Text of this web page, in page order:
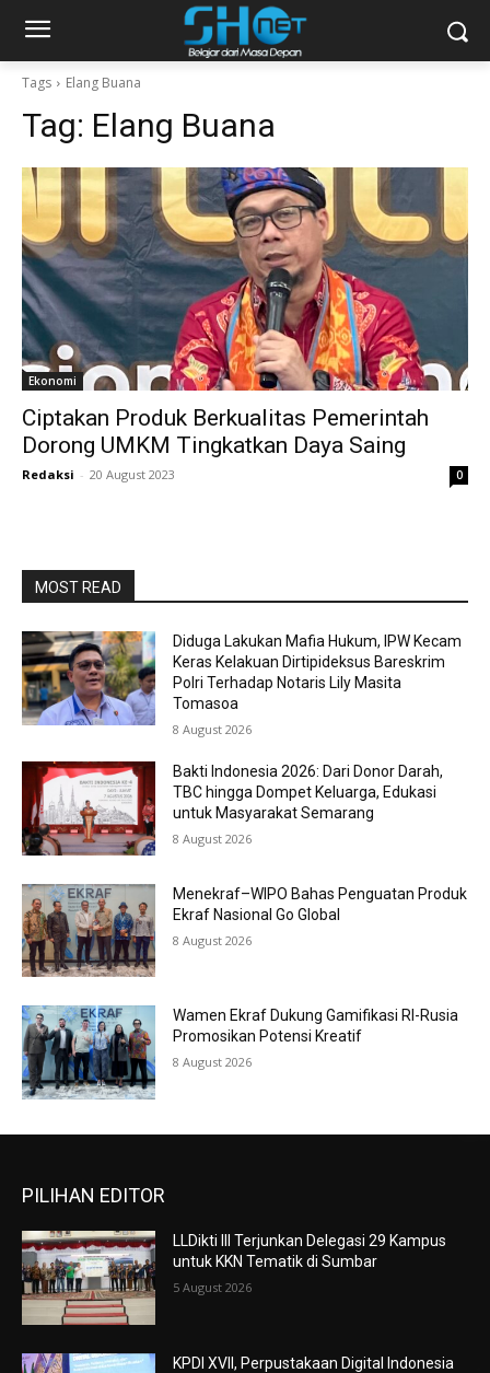
Tags Elang Buana
Tag: Elang Buana
Ekonomi
Ciptakan Produk Berkualitas Pemerintah
Dorong UMKM Tingkatkan Daya Saing
Redaksi - 20 August 2023 0
MOST READ
Diduga Lakukan Mafia Hukum, IPW Kecam
Keras Kelakuan Dirtipideksus Bareskrim
Polri Terhadap Notaris Lily Masita
Tomasoa
8 August 2026
Bakti Indonesia 2026: Dari Donor Darah,
TBC hingga Dompet Keluarga, Edukasi
untuk Masyarakat Semarang
8 August 2026
Menekraf–WIPO Bahas Penguatan Produk
Ekraf Nasional Go Global
8 August 2026
Wamen Ekraf Dukung Gamifikasi RI-Rusia
Promosikan Potensi Kreatif
8 August 2026
PILIHAN EDITOR
LLDikti III Terjunkan Delegasi 29 Kampus
untuk KKN Tematik di Sumbar
5 August 2026
KPDI XVII, Perpustakaan Digital Indonesia